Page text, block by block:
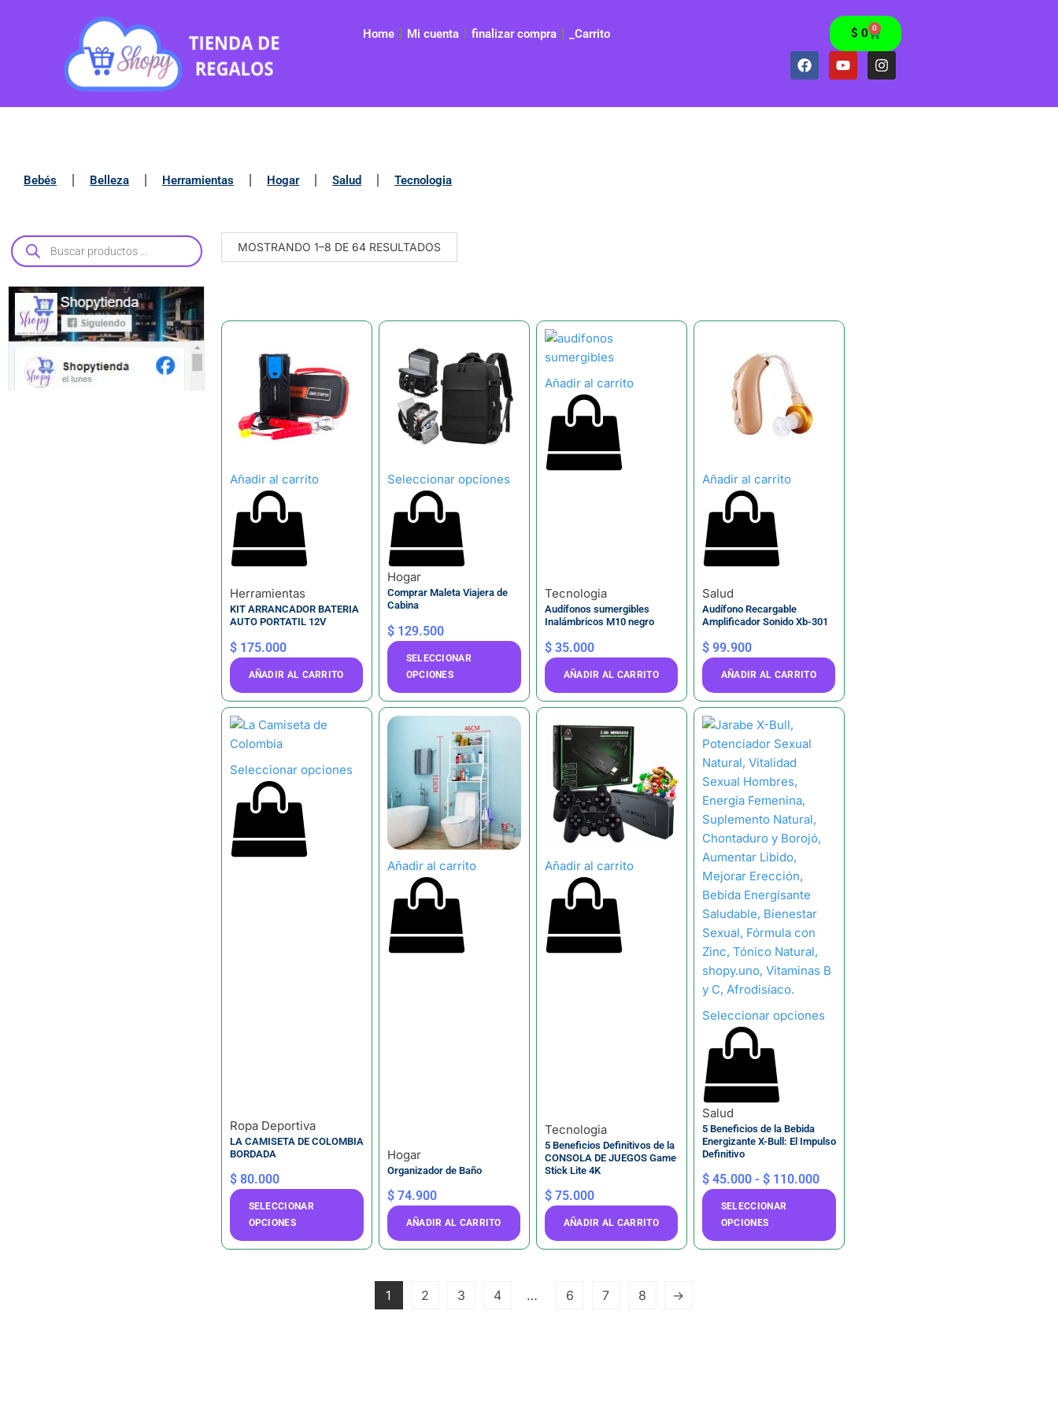
Home Mi cuenta finalizar compra _Carrito $ 0 0
Bebés Belleza Herramientas Hogar Salud Tecnologia
MOSTRANDO 1–8 DE 64 RESULTADOS
Añadir al carrito
Herramientas
KIT ARRANCADOR BATERIA
AUTO PORTATIL 12V
$175.000
AÑADIR AL CARRITO
Seleccionar opciones
Hogar
Comprar Maleta Viajera de
Cabina
$129.500
SELECCIONAR
OPCIONES
Añadir al carrito
Tecnologia
Audífonos sumergibles
Inalámbricos M10 negro
$35.000
AÑADIR AL CARRITO
Añadir al carrito
Salud
Audífono Recargable
Amplificador Sonido Xb-301
$99.900
AÑADIR AL CARRITO
Seleccionar opciones
Ropa Deportiva
LA CAMISETA DE COLOMBIA
BORDADA
$80.000
SELECCIONAR
OPCIONES
Añadir al carrito
Hogar
Organizador de Baño
$74.900
AÑADIR AL CARRITO
Añadir al carrito
Tecnologia
5 Beneficios Definitivos de la
CONSOLA DE JUEGOS Game
Stick Lite 4K
$75.000
AÑADIR AL CARRITO
Seleccionar opciones
Salud
5 Beneficios de la Bebida
Energizante X-Bull: El Impulso
Definitivo
$45.000 - $110.000
SELECCIONAR
OPCIONES
1 2 3 4 … 6 7 8 →